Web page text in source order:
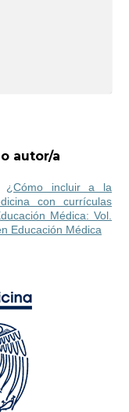
autor/a
¿Cómo incluir a la
con currículas
Médica: Vol.
Educación Médica